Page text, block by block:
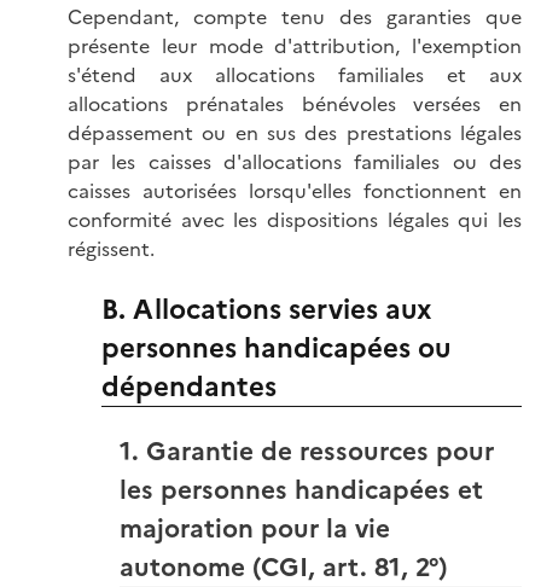
Cependant, compte tenu des garanties que
présente leur mode d'attribution, l'exemption
s'étend aux allocations familiales et aux
allocations prénatales bénévoles versées en
dépassement ou en sus des prestations légales
par les caisses d'allocations familiales ou des
caisses autorisées lorsqu'elles fonctionnent en
conformité avec les dispositions légales qui les
régissent.
B. Allocations servies aux
personnes handicapées ou
dépendantes
1. Garantie de ressources pour
les personnes handicapées et
majoration pour la vie
autonome (CGI, art. 81, 2°)